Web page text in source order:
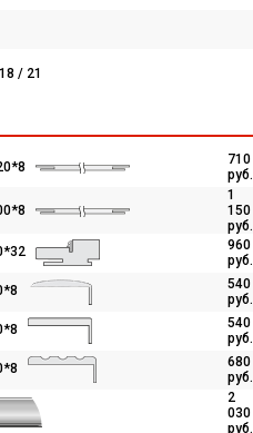
/ 21
710
руб.
1
150
руб.
960
руб.
540
руб.
540
руб.
680
руб.
2
030
руб.